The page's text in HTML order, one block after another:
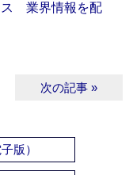
業界情報を配
次の記事 »
版）